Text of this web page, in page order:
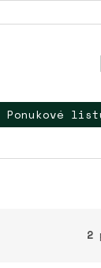
Ponukové
2